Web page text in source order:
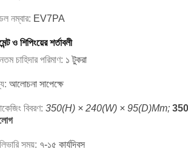
নম্বার: EV7PA
ও শিপিংয়ের শর্তাবলী
চাহিদার পরিমাণ: ১ টুকরা
আলোচনা সাপেক্ষে
বিবরণ: 350(H) × 240(W) × 95(D)mm;
সময়: ৭-১৫ কার্যদিবস